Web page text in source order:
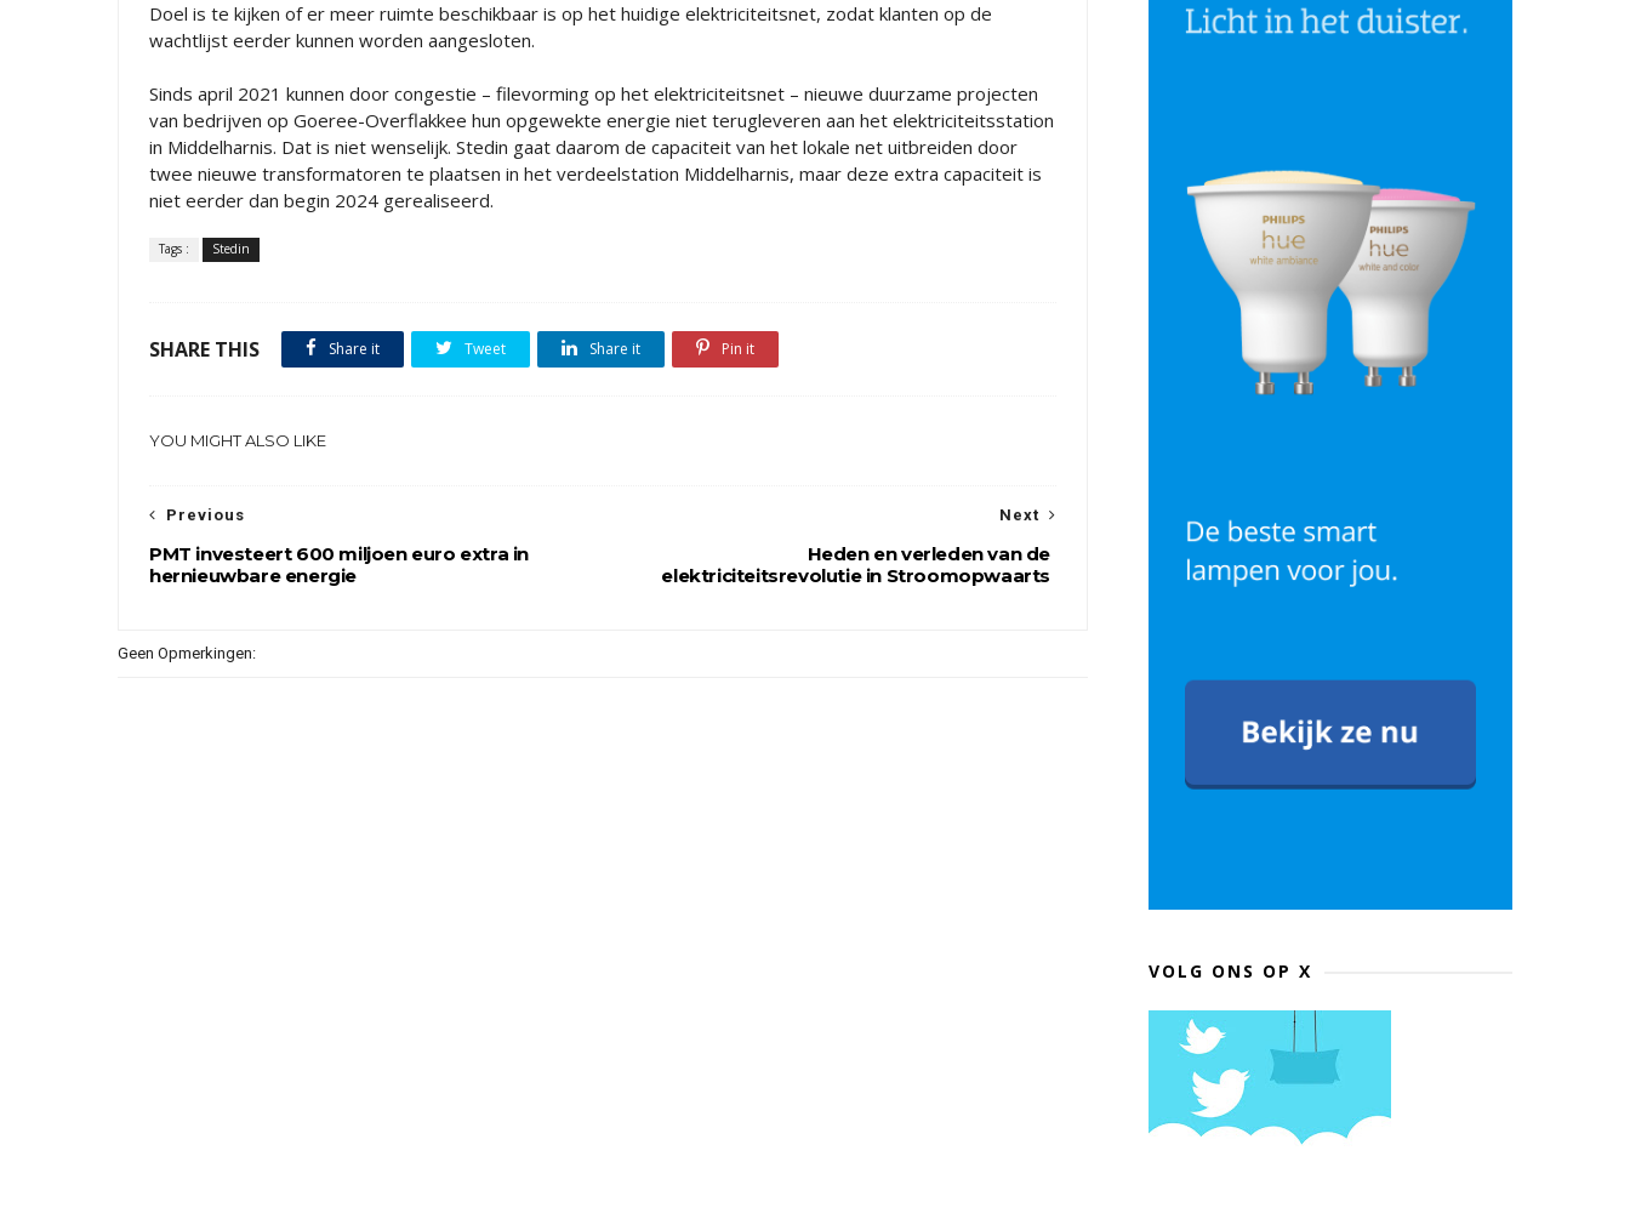
Doel is te kijken of er meer ruimte beschikbaar is op het huidige elektriciteitsnet, zodat klanten op de
wachtlijst eerder kunnen worden aangesloten.
Sinds april 2021 kunnen door congestie – filevorming op het elektriciteitsnet – nieuwe duurzame projecten
van bedrijven op Goeree-Overflakkee hun opgewekte energie niet terugleveren aan het elektriciteitsstation
in Middelharnis. Dat is niet wenselijk. Stedin gaat daarom de capaciteit van het lokale net uitbreiden door
twee nieuwe transformatoren te plaatsen in het verdeelstation Middelharnis, maar deze extra capaciteit is
niet eerder dan begin 2024 gerealiseerd.
Tags : Stedin
SHARE THIS Share it Tweet Share it Pin it
YOU MIGHT ALSO LIKE
Next
Heden en verleden van de
elektriciteitsrevolutie in Stroomopwaarts
Previous
PMT investeert 600 miljoen euro extra in
hernieuwbare energie
Geen Opmerkingen:
VOLG ONS OP X